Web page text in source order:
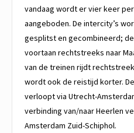
vandaag wordt er vier keer
aangeboden. De intercity’s
gesplitst en gecombineerd;
voortaan rechtstreeks naar
van de treinen rijdt
wordt ook de reistijd korter.
verloopt via Utrecht-
verbinding van/naar Heerlen
Amsterdam Zuid-Schiphol.